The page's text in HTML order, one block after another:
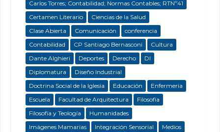
Carlos Torres; Contabilidad; Normas Contables; RTNº41
Certamen Literario
Ciencias de la Salud
Clase Abierta
Comunicación
conferencia
Contabilidad
CP Santiago Bernasconi
Cultura
Dante Alghieri
Deportes Derecho
DI
Diplomatura
Diseño Industrial
Doctrina Social de la Iglesia
Educación
Enfermeria
Escuela
Facultad de Arquitectura
Filosofía
Filosofía y Teología
Humanidades
Imágenes Mamarias
Integración Sensorial
Medios